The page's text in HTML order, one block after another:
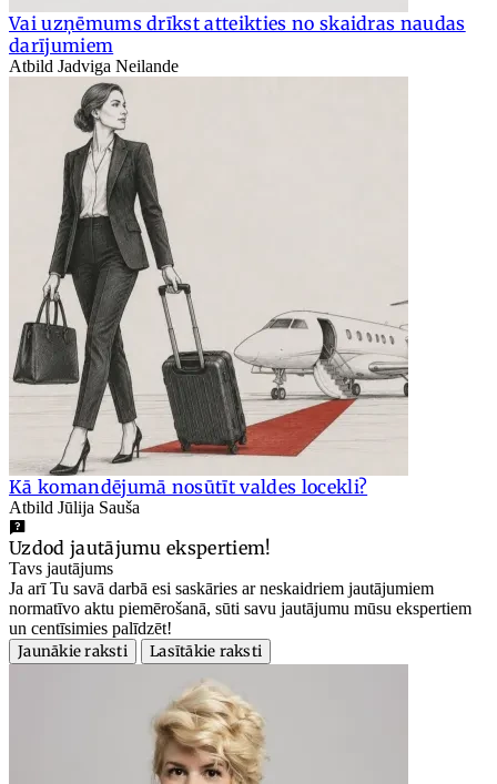
Vai uzņēmums drīkst atteikties no skaidras naudas
darījumiem
Atbild Jadviga Neilande
Kā komandējumā nosūtīt valdes locekli?
Atbild Jūlija Sauša
Uzdod jautājumu ekspertiem!
Tavs jautājums
Ja arī Tu savā darbā esi saskāries ar neskaidriem jautājumiem
normatīvo aktu piemērošanā, sūti savu jautājumu mūsu ekspertiem
un centīsimies palīdzēt!
Jaunākie raksti
Lasītākie raksti